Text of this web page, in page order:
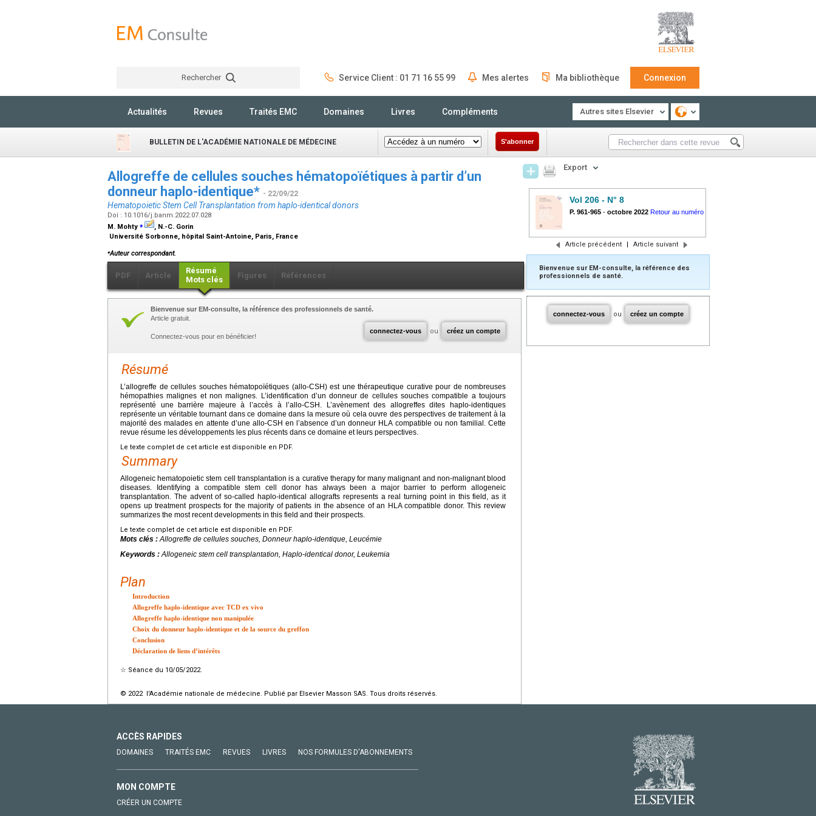
Rechercher Service Client : 01 71 16 55 99 Mes alertes Ma bibliothèque Connexion
Actualités Revues Traités EMC Domaines Livres Compléments Autres sites Elsevier
BULLETIN DE L'ACADÉMIE NATIONALE DE MÉDECINE S'abonner
Allogreffe de cellules souches hématopoïétiques à partir d’un
donneur haplo-identique* - 22/09/22
Hematopoietic Stem Cell Transplantation from haplo-identical donors
Doi : 10.1016/j.banm.2022.07.028
M. Mohty ⁎
, N.-C. Gorin
Université Sorbonne, hôpital Saint-Antoine, Paris, France
⁎Auteur correspondant.
PDF Article
Résumé
Mots clés
Figures Références
connectez-vous ou créez un compte
Bienvenue sur EM-consulte, la référence des professionnels de santé.
Article gratuit.
Connectez-vous pour en bénéficier!
Résumé
L’allogreffe de cellules souches hématopoïétiques (allo-CSH) est une thérapeutique curative pour de nombreuses
hémopathies malignes et non malignes. L’identification d’un donneur de cellules souches compatible a toujours
représenté une barrière majeure à l’accès à l’allo-CSH. L’avènement des allogreffes dites haplo-identiques
représente un véritable tournant dans ce domaine dans la mesure où cela ouvre des perspectives de traitement à la
majorité des malades en attente d’une allo-CSH en l’absence d’un donneur HLA compatible ou non familial. Cette
revue résume les développements les plus récents dans ce domaine et leurs perspectives.
Le texte complet de cet article est disponible en PDF.
Summary
Allogeneic hematopoietic stem cell transplantation is a curative therapy for many malignant and non-malignant blood
diseases. Identifying a compatible stem cell donor has always been a major barrier to perform allogeneic
transplantation. The advent of so-called haplo-identical allografts represents a real turning point in this field, as it
opens up treatment prospects for the majority of patients in the absence of an HLA compatible donor. This review
summarizes the most recent developments in this field and their prospects.
Le texte complet de cet article est disponible en PDF.
Mots clés :Allogreffe de cellules souches, Donneur haplo-identique, Leucémie
Keywords :Allogeneic stem cell transplantation, Haplo-identical donor, Leukemia
Plan
Introduction
Allogreffe haplo-identique avec TCD ex vivo
Allogreffe haplo-identique non manipulée
Choix du donneur haplo-identique et de la source du greffon
Conclusion
Déclaration de liens d’intérêts
☆ Séance du 10/05/2022.
© 2022 l'Académie nationale de médecine. Publié par Elsevier Masson SAS. Tous droits réservés.
Export
Vol 206 - N° 8
P. 961-965 - octobre 2022 Retour au numéro
Article précédent | Article suivant
Bienvenue sur EM-consulte, la référence des
professionnels de santé.
connectez-vous ou créez un compte
ACCÈS RAPIDES
DOMAINES TRAITÉS EMC REVUES LIVRES NOS FORMULES D'ABONNEMENTS
MON COMPTE
CRÉER UN COMPTE